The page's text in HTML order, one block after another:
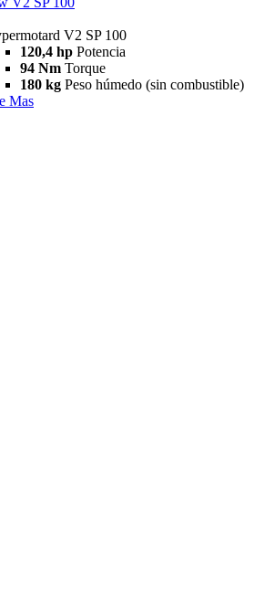
V2 SP 100
120,4 hp Potencia
94 Nm Torque
180 kg Peso húmedo (sin combustible)
Mas